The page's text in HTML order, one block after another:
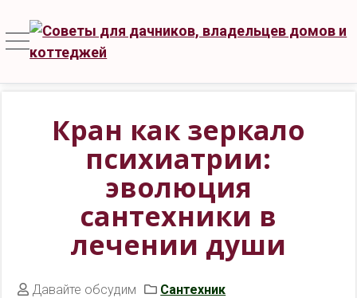
Кран как зеркало
психиатрии:
эволюция
сантехники в
лечении души
Давайте обсудим Сантехник